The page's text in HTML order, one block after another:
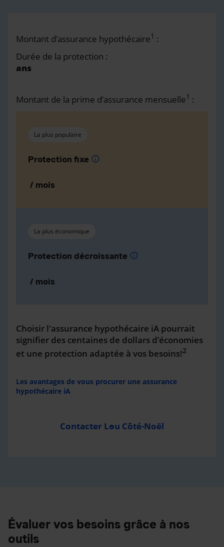
Montant d’assurance hypothécaire1 :
Durée de la protection :
ans
Montant de la prime d’assurance mensuelle1 :
La plus populaire
Protection fixe info
/ mois
La plus économique
Protection décroissante info
/ mois
Choisir l'assurance hypothécaire iA pourrait
signifier des centaines de dollars d’économies
et une protection adaptée à vos besoins!2
Les avantages de vous procurer une assurance
hypothécaire iA
Contacter Lou Côté-Noël
Évaluer vos besoins grâce à nos
outils